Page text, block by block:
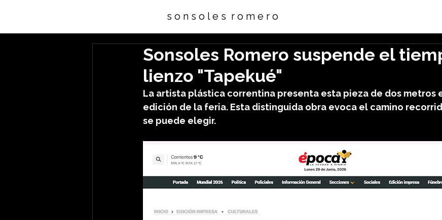
s o n s o l e s r o m e r o
Sonsoles Romero suspende el
lienzo "Tapekué"
La artista plástica correntina presenta esta pieza de dos metros
edición de la feria. Esta distinguida obra evoca el camino
se puede elegir.